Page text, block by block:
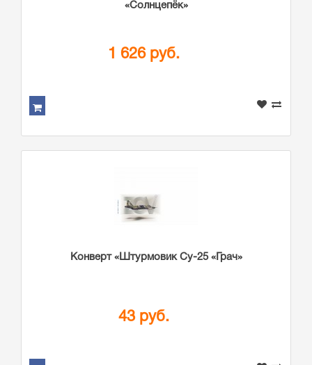
«Солнцепёк»
1 626 руб.
Конверт «Штурмовик Су-25 «Грач»
43 руб.